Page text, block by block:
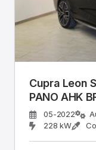
Cupra Leon
PANO AHK
05-2022
228 kW